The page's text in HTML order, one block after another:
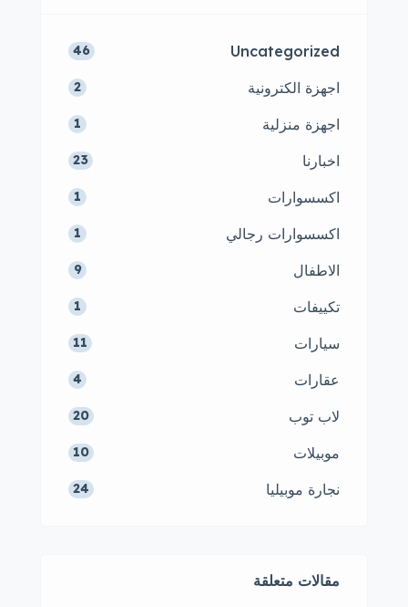
Uncategorized
46
اجهزة الكترونية 2
اجهزة منزلية 1
اخبارنا 23
اكسسوارات 1
اكسسوارات رجالي 1
الاطفال 9
تكييفات 1
سيارات 11
عقارات 4
لاب توب 20
موبيلات 10
نجارة موبيليا 24
مقالات متعلقة